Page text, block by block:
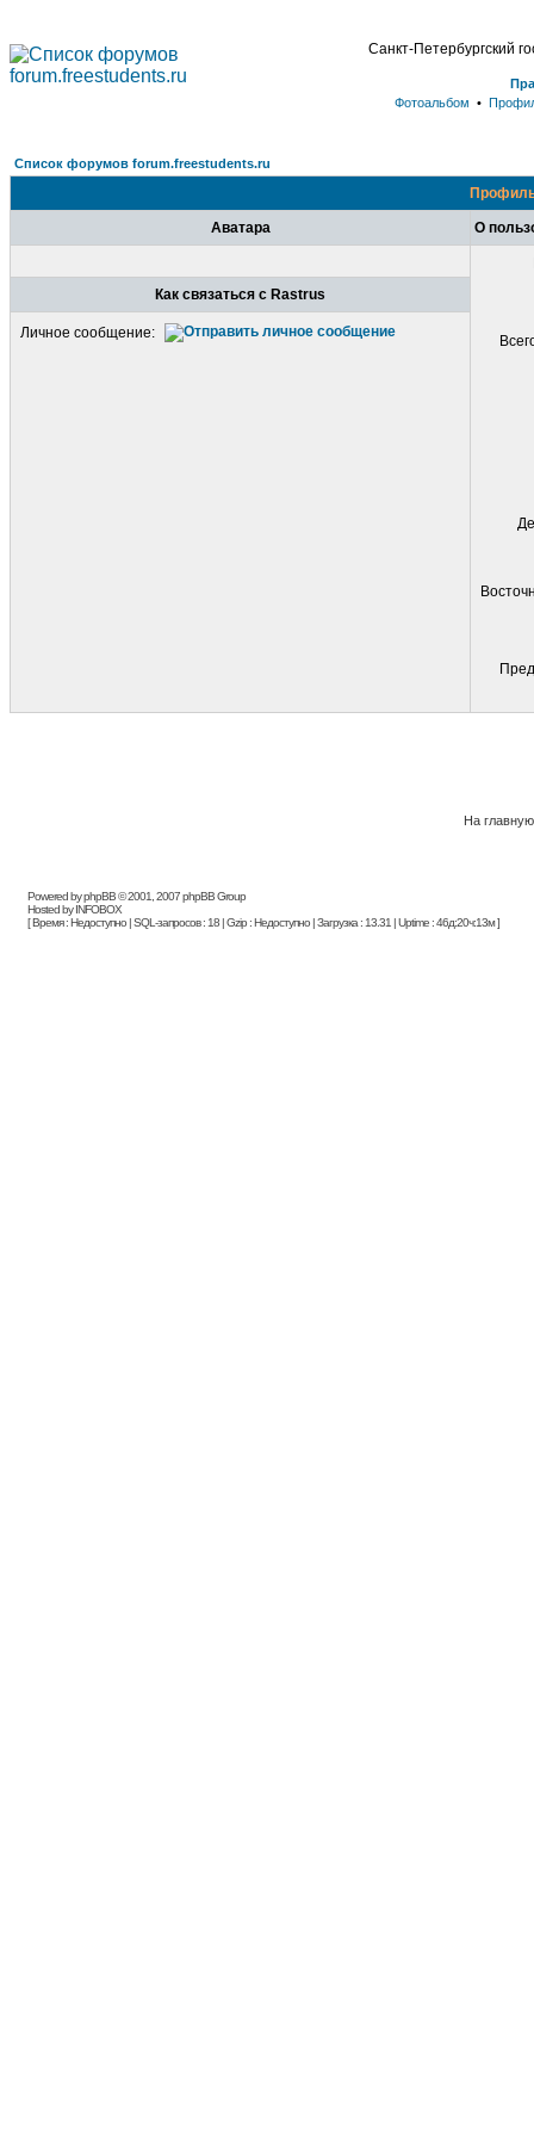
Санкт-Петербургский
Фотоальбом •
Список форумов forum.freestudents.ru
Аватара О
Как связаться с Rastrus
Личное сообщение:
На главную
Powered by phpBB © 2001, 2007 phpBB Group
Hosted by INFOBOX
[ Время : Недоступно | SQL-запросов : 18 | Gzip : Недоступно | Загрузка : 13.31 | Uptime : 46д:20ч:13м ]